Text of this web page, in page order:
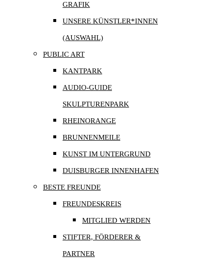
GRAFIK
UNSERE KÜNSTLER*INNEN
(AUSWAHL)
PUBLIC ART
KANTPARK
AUDIO-GUIDE
SKULPTURENPARK
RHEINORANGE
BRUNNENMEILE
KUNST IM UNTERGRUND
DUISBURGER INNENHAFEN
BESTE FREUNDE
FREUNDESKREIS
MITGLIED WERDEN
STIFTER, FÖRDERER &
PARTNER